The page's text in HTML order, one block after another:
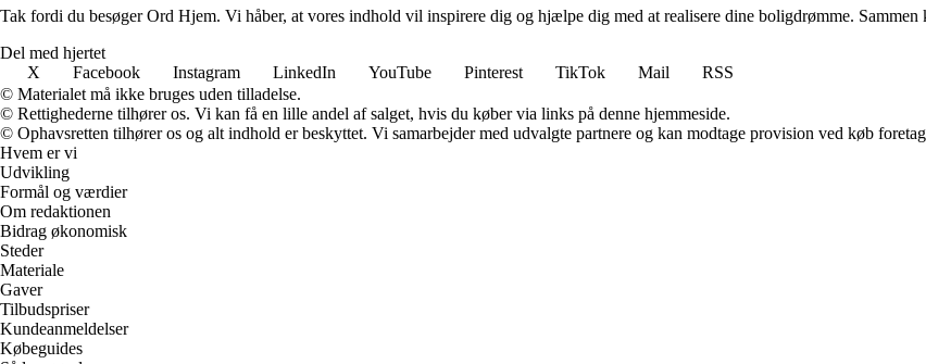
Tak fordi du besøger Ord Hjem. Vi håber, at vores indhold vil inspirere dig og hjælpe dig med at realisere dine boligdrømme.
Del med hjertet
X
Facebook Instagram LinkedIn YouTube Pinterest TikTok Mail
RSS
© Materialet må ikke bruges uden tilladelse.
© Rettighederne tilhører os. Vi kan få en lille andel af salget, hvis du køber via links på denne hjemmeside.
© Ophavsretten tilhører os og alt indhold er beskyttet. Vi samarbejder med udvalgte partnere og kan modtage provision ved køb
Hvem er vi
Udvikling
Formål og værdier
Om redaktionen
Bidrag økonomisk
Steder
Materiale
Gaver
Tilbudspriser
Kundeanmeldelser
Købeguides